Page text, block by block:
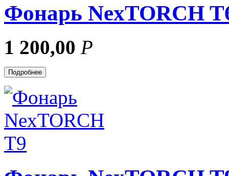
Фонарь NexTORCH
1 200,00 Р
Подробнее